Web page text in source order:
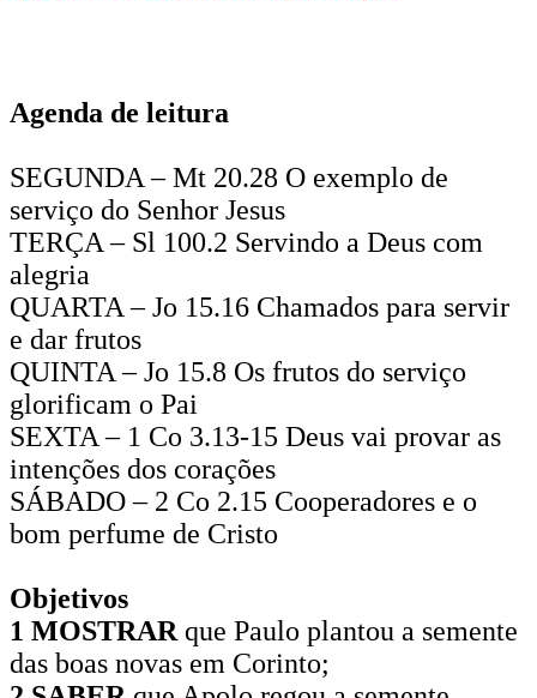
Agenda de leitura
SEGUNDA – Mt 20.28 O exemplo de
serviço do Senhor Jesus
TERÇA – Sl 100.2 Servindo a Deus com
alegria
QUARTA – Jo 15.16 Chamados para servir
e dar frutos
QUINTA – Jo 15.8 Os frutos do serviço
glorificam o Pai
SEXTA – 1 Co 3.13-15 Deus vai provar as
intenções dos corações
SÁBADO – 2 Co 2.15 Cooperadores e o
bom perfume de Cristo
Objetivos
1 MOSTRAR que Paulo plantou a semente
das boas novas em Corinto;